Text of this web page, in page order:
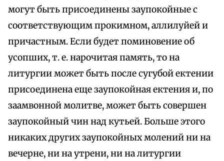
могут быть присоединены заупокойные с
соответствующим прокимном, аллилуйей и
причастным. Если будет поминовение об
усопших, т. е. нарочитая память, то на
литургии может быть после сугубой ектении
присоединена еще заупокойная ектения и, по
заамвонной молитве, может быть совершен
заупокойный чин над кутьей. Больше этого
никаких других заупокойных молений ни на
вечерне, ни на утрени, ни на литургии